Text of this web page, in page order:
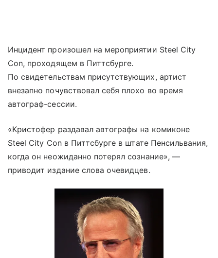
Инцидент произошел на мероприятии Steel City
Con, проходящем в Питтсбурге.
По свидетельствам присутствующих, артист
внезапно почувствовал себя плохо во время
автограф-сессии.
«Кристофер раздавал автографы на комиконе
Steel City Con в Питтсбурге в штате Пенсильвания,
когда он неожиданно потерял сознание», —
приводит издание слова очевидцев.